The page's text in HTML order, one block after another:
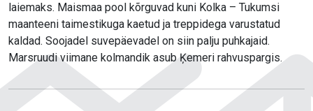
laiemaks. Maismaa pool kõrguvad kuni Kolka – Tukumsi
maanteeni taimestikuga kaetud ja treppidega varustatud
kaldad. Soojadel suvepäevadel on siin palju puhkajaid.
Marsruudi viimane kolmandik asub Ķemeri rahvuspargis.